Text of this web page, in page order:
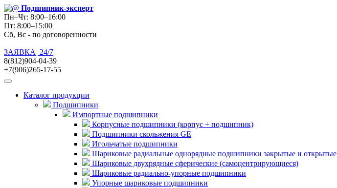
Подшипник-эксперт
Пн–Чт: 8:00–16:00
Пт: 8:00–15:00
Сб, Вс - по договоренности
ЗАЯВКА
24/7
8(812)904-04-39
+7(906)265-17-55
Каталог продукции
Подшипники
Импортные подшипники
Корпусные подшипники (корпус + подшипник)
Подшипники скольжения GE
Игольчатые подшипники
Шариковые радиальные однорядные подшипники закрытые и открытые
Шариковые двухрядные сферические (самоцентрирующиеся)
Шариковые радиально-упорные подшипники
Упорные шариковые подшипники